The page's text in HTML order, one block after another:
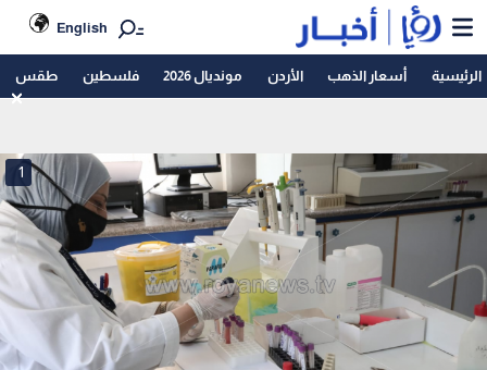
English
الرئيسية أسعار الذهب الأردن مونديال 2026 فلسطين طقس
1